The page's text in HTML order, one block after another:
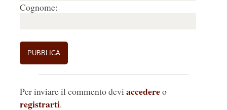
Cognome:
Per inviare il commento devi accedereo
registrarti.